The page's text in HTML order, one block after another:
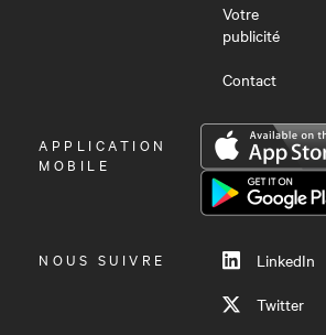
Votre
publicité
Contact
OUVRIR
LE
APPLICATION
MOBILE
NOUS SUIVRE
LinkedIn
Twitter